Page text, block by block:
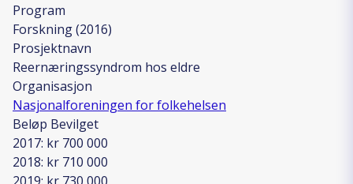
Program
Forskning (2016)
Prosjektnavn
Reernæringssyndrom hos eldre
Organisasjon
Nasjonalforeningen for folkehelsen
Beløp Bevilget
2017: kr 700 000
2018: kr 710 000